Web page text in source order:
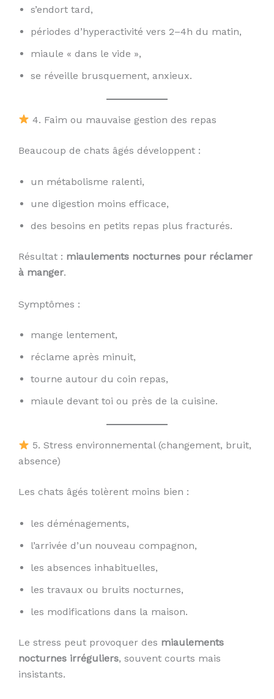
s’endort tard,
périodes d’hyperactivité vers 2–4h du matin,
miaule « dans le vide »,
se réveille brusquement, anxieux.
4. Faim ou mauvaise gestion des repas
Beaucoup de chats âgés développent :
un métabolisme ralenti,
une digestion moins efficace,
des besoins en petits repas plus fracturés.
Résultat : miaulements nocturnes pour réclamer
à manger.
Symptômes :
mange lentement,
réclame après minuit,
tourne autour du coin repas,
miaule devant toi ou près de la cuisine.
5. Stress environnemental (changement, bruit,
absence)
Les chats âgés tolèrent moins bien :
les déménagements,
l’arrivée d’un nouveau compagnon,
les absences inhabituelles,
les travaux ou bruits nocturnes,
les modifications dans la maison.
Le stress peut provoquer des miaulements
nocturnes irréguliers, souvent courts mais
insistants.